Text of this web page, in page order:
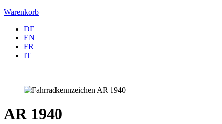
Warenkorb
DE
EN
FR
IT
AR 1940